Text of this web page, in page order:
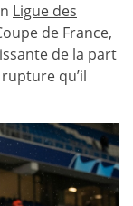
Ligue des
de France,
de la part
qu’il